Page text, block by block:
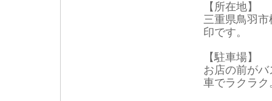
【所在地】
三重県鳥羽
印です。
【駐車場】
お店の前が
車でラクラク